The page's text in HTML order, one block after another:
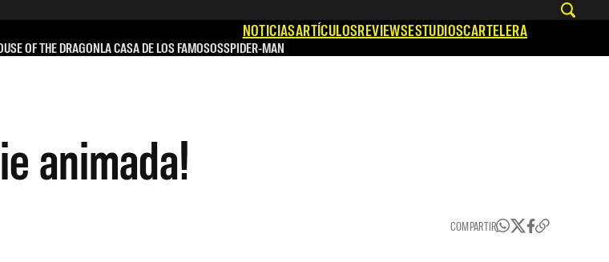
NOTICIASARTÍCULOSREVIEWSESTUDIOSCARTELERA
OF THE DRAGONLA CASA DE LOS FAMOSOSSPIDER-MAN
animada!
COMPARTIR